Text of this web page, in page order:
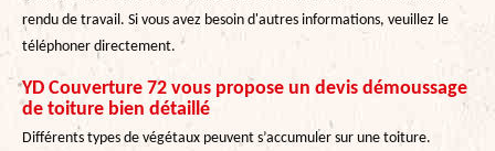
rendu de travail. Si vous avez besoin d'autres informations, veuillez le
téléphoner directement.
YD Couverture 72 vous propose un devis démoussage
de toiture bien détaillé
Différents types de végétaux peuvent s’accumuler sur une toiture.